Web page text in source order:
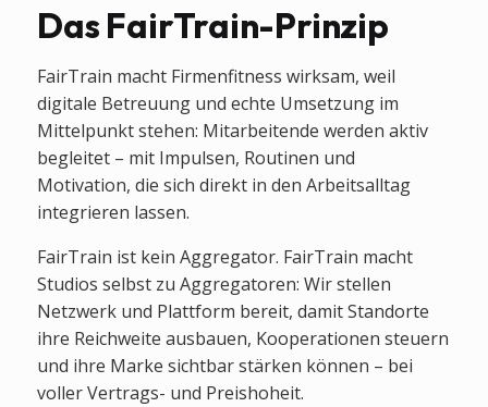
Das FairTrain-Prinzip
FairTrain macht Firmenfitness wirksam, weil
digitale Betreuung und echte Umsetzung im
Mittelpunkt stehen: Mitarbeitende werden aktiv
begleitet – mit Impulsen, Routinen und
Motivation, die sich direkt in den Arbeitsalltag
integrieren lassen.
FairTrain ist kein Aggregator. FairTrain macht
Studios selbst zu Aggregatoren: Wir stellen
Netzwerk und Plattform bereit, damit Standorte
ihre Reichweite ausbauen, Kooperationen steuern
und ihre Marke sichtbar stärken können – bei
voller Vertrags- und Preishoheit.